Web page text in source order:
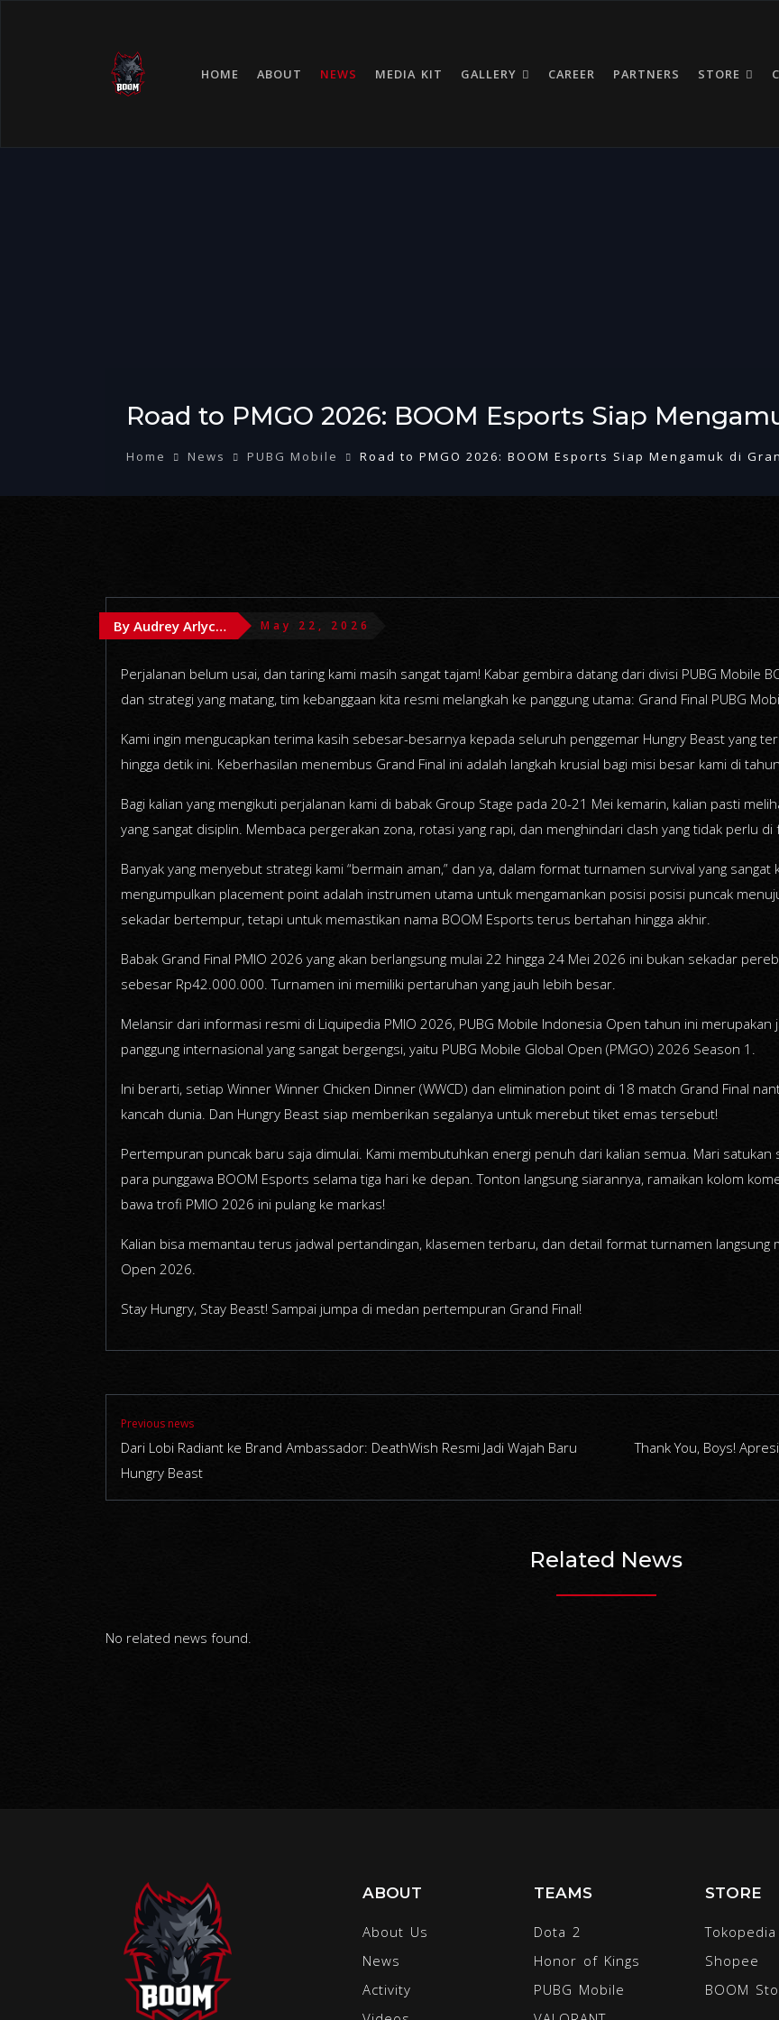
HOME ABOUT NEWS MEDIA KIT GALLERY CAREER PARTNERS STORE
Road to PMGO 2026: BOOM Esports Siap
Home News PUBG Mobile Road to PMGO 2026: BOOM Esports Siap Mengamuk di
By Audrey Arlychika May 22, 2026
Perjalanan belum usai, dan taring kami masih sangat tajam! Kabar gembira datang dari divisi PUBG Mobile
dan strategi yang matang, tim kebanggaan kita resmi melangkah ke panggung utama: Grand Final PUBG
Kami ingin mengucapkan terima kasih sebesar-besarnya kepada seluruh penggemar Hungry Beast yang
hingga detik ini. Keberhasilan menembus Grand Final ini adalah langkah krusial bagi misi besar kami di
Bagi kalian yang mengikuti perjalanan kami di babak Group Stage pada 20-21 Mei kemarin, kalian pasti
yang sangat disiplin. Membaca pergerakan zona, rotasi yang rapi, dan menghindari clash yang tidak perlu
Banyak yang menyebut strategi kami “bermain aman,” dan ya, dalam format turnamen survival yang
mengumpulkan placement point adalah instrumen utama untuk mengamankan posisi posisi puncak
sekadar bertempur, tetapi untuk memastikan nama BOOM Esports terus bertahan hingga akhir.
Babak Grand Final PMIO 2026 yang akan berlangsung mulai 22 hingga 24 Mei 2026 ini bukan sekadar
sebesar Rp42.000.000. Turnamen ini memiliki pertaruhan yang jauh lebih besar.
Melansir dari informasi resmi di Liquipedia PMIO 2026, PUBG Mobile Indonesia Open tahun ini
panggung internasional yang sangat bergengsi, yaitu PUBG Mobile Global Open (PMGO) 2026 Season 1.
Ini berarti, setiap Winner Winner Chicken Dinner (WWCD) dan elimination point di 18 match Grand Final
kancah dunia. Dan Hungry Beast siap memberikan segalanya untuk merebut tiket emas tersebut!
Pertempuran puncak baru saja dimulai. Kami membutuhkan energi penuh dari kalian semua. Mari
para punggawa BOOM Esports selama tiga hari ke depan. Tonton langsung siarannya, ramaikan kolom
bawa trofi PMIO 2026 ini pulang ke markas!
Kalian bisa memantau terus jadwal pertandingan, klasemen terbaru, dan detail format turnamen langsung
Open 2026.
Stay Hungry, Stay Beast! Sampai jumpa di medan pertempuran Grand Final!
Previous news
Dari Lobi Radiant ke Brand Ambassador: DeathWish Resmi Jadi Wajah Baru
Hungry Beast
Thank You, Boys!
Related News
No related news found.
ABOUT
About Us
News
Activity
TEAMS
Dota 2
Honor of Kings
PUBG Mobile
STORE
Tokopedia
Shopee
BOOM